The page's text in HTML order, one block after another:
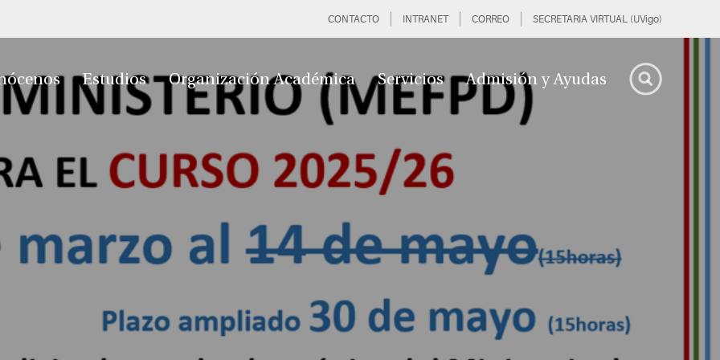
CONTACTO INTRANET CORREO SECRETARIA VIRTUAL (UVigo)
Estudios Organización Académica Servicios Admisión y Ayudas